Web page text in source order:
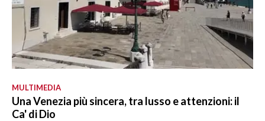
MULTIMEDIA
Una Venezia più sincera, tra lusso e attenzioni: il
Ca' di Dio